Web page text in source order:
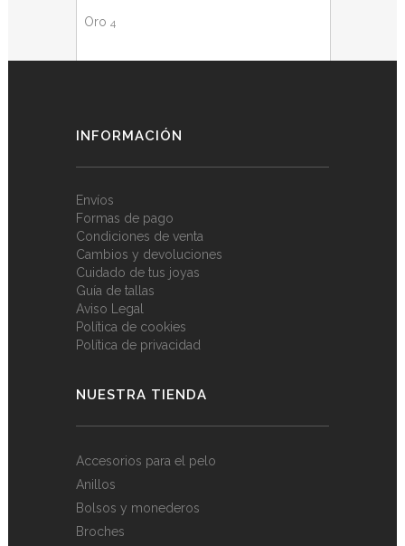
Oro 4
INFORMACIÓN
Envíos
Formas de pago
Condiciones de venta
Cambios y devoluciones
Cuidado de tus joyas
Guía de tallas
Aviso Legal
Política de cookies
Política de privacidad
NUESTRA TIENDA
Accesorios para el pelo
Anillos
Bolsos y monederos
Broches